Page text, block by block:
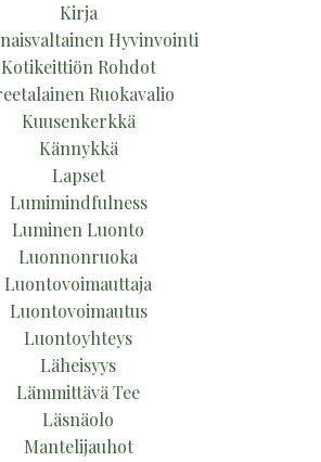
Kirja
Hyvinvointi
Kotikeittiön Rohdot
Ruokavalio
Kuusenkerkkä
Kännykkä
Lapset
Lumimindfulness
Luminen Luonto
Luonnonruoka
Luontovoimauttaja
Luontovoimautus
Luontoyhteys
Läheisyys
Lämmittävä Tee
Läsnäolo
Mantelijauhot